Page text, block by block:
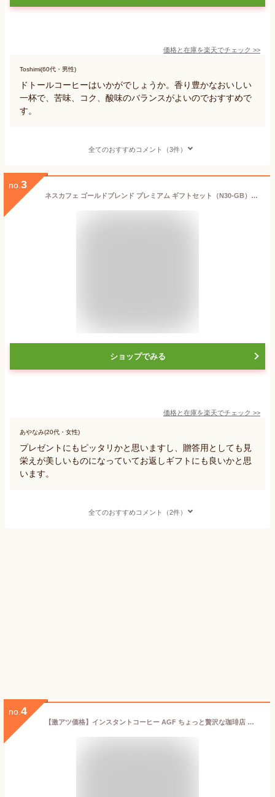
価格と在庫を楽天でチェック >>
Toshimi(60代・男性)
ドトールコーヒーはいかがでしょうか。香り豊かなおいしい
一杯で、苦味、コク、酸味のバランスがよいのでおすすめで
す。
全てのおすすめコメント（3件）
no. 3
ネスカフェ ゴールドブレンド プレミアム ギフトセット（N30-GB）【インスタントコーヒー スティックコーヒー ギフト 内祝い お返しギフト 贈答用 お祝い のし 包装 カフェ品質 人気 美味しい 安心 手軽 品質 プレミアムコーヒー】＜B4＞
ショップでみる
価格と在庫を楽天でチェック >>
あやなみ(20代・女性)
プレゼントにもピッタリかと思いますし、贈答用としても見
栄えが美しいものになっていてお返しギフトにも良いかと思
います。
全てのおすすめコメント（2件）
no. 4
【激アツ価格】インスタントコーヒー AGF ちょっと贅沢な珈琲店 スティック2g×100本 スティックコーヒー 無糖コーヒー ブラックコーヒー パーソナルインスタントコーヒー スペシャル・ブレンド コーヒー コーヒー 粉 ギフト 大容量